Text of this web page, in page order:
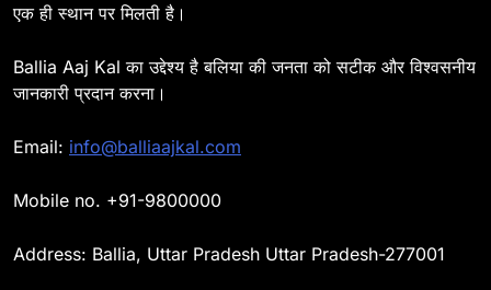
के साथ रेलवे स्टेशन व शहर में किया पैदल
BALLIA NATIONAL
Ballia : एकता, अखंडता और राष्ट्रप्रेम
अधीक्षक ओमवीर सिंह ने दिलाई शपथ, दी
एक ही स्थान पर मिलती है।
Ballia Aaj Kal का उद्देश्य है बलिया की जनता को सटीक और विश्वसनीय
जानकारी प्रदान करना।
Email: info@balliaajkal.com
Mobile no. +91-9800000
Address: Ballia, Uttar Pradesh Uttar Pradesh-277001